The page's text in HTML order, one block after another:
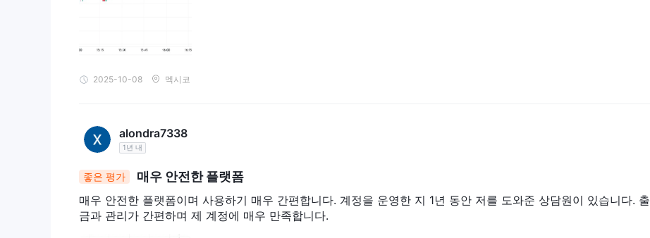
2025-10-08 멕시코
alondra7338
1년 내
좋은 평가 매우 안전한 플랫폼
매우 안전한 플랫폼이며 사용하기 매우 간편합니다. 계정을 운영한 지 1년 동안 저를 도와준 상담원이 있습니다. 출
금과 관리가 간편하며 제 계정에 매우 만족합니다.